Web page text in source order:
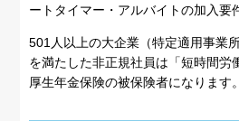
ートタイマー・アルバイトの加入要
501人以上の大企業（特定適用事業
を満たした非正規社員は「短時間労
厚生年金保険の被保険者になります。